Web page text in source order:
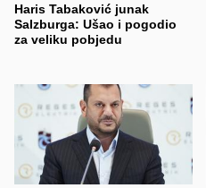
Haris Tabaković junak
Salzburga: Ušao i pogodio
za veliku pobjedu